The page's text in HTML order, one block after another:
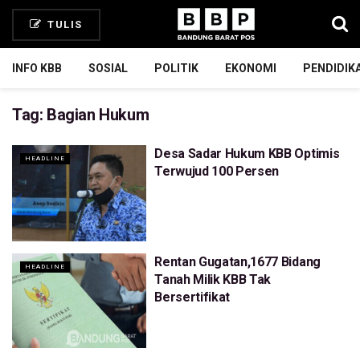
TULIS
INFO KBB SOSIAL POLITIK EKONOMI
Tag: Bagian Hukum
HEADLINE
Desa Sadar Hukum KBB Optimis
Terwujud 100 Persen
HEADLINE
Rentan Gugatan,1677 Bidang
Tanah Milik KBB Tak
Bersertifikat